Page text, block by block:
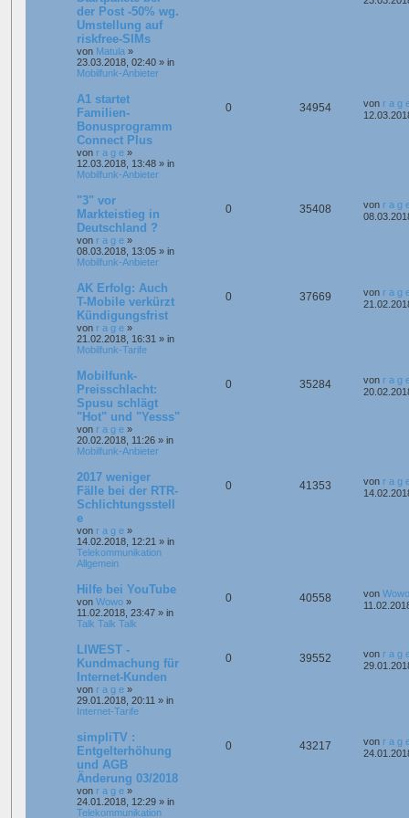
der Post -50% wg.
Umstellung auf
riskfree-SIMs
von Matula »
23.03.2018, 02:40 » in
Mobilfunk-Anbieter
A1 startet
Familien-
Bonusprogramm
Connect Plus
von r a g e »
12.03.2018, 13:48 » in
Mobilfunk-Anbieter
0 34954 von r a g
"3" vor
Markteistieg in
Deutschland ?
von r a g e »
08.03.2018, 13:05 » in
Mobilfunk-Anbieter
0 35408 von r a g
AK Erfolg: Auch
T-Mobile verkürzt
Kündigungsfrist
von r a g e »
21.02.2018, 16:31 » in
Mobilfunk-Tarife
0 37669 von r a g
Mobilfunk-
Preisschlacht:
Spusu schlägt
"Hot" und "Yesss"
von r a g e »
20.02.2018, 11:26 » in
Mobilfunk-Anbieter
0 35284 von r a g
2017 weniger
Fälle bei der RTR-
Schlichtungsstell
e
von r a g e »
14.02.2018, 12:21 » in
Telekommunikation
Allgemein
0 41353 von r a g
Hilfe bei YouTube
von Wowo »
11.02.2018, 23:47 » in
Talk Talk Talk
0 40558 von Wowo
LIWEST -
Kundmachung für
Internet-Kunden
von r a g e »
29.01.2018, 20:11 » in
Internet-Tarife
0 39552 von r a g
simpliTV :
Entgelterhöhung
und AGB
Änderung 03/2018
von r a g e »
24.01.2018, 12:29 » in
Telekommunikation
0 43217 von r a g